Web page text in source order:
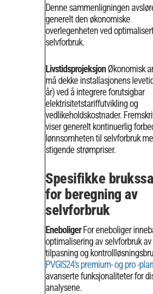
Denne sammenligningen
generelt den økonomiske
overlegenheten ved optimalisert
selvforbruk.
Livstidsprojeksjon Økonomisk
må dekke installasjonens
år) ved å integrere forutsigbar
elektrisitetstariffutvikling og
vedlikeholdskostnader.
viser generelt kontinuerlig
lønnsomheten til selvforbruk
stigende strømpriser.
Spesifikke
for beregning av
selvforbruk
EneboligerFor eneboliger
optimalisering av selvforbruk
tilpasning og
PVGIS24's premium- og pro -
avanserte funksjonaliteter for
analysene.